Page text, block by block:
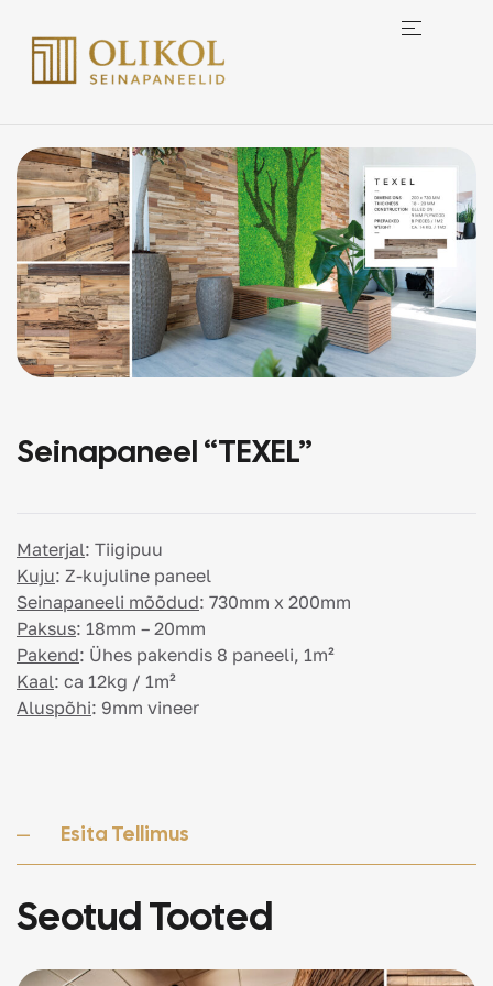
Seinapaneel “TEXEL”
Materjal: Tiigipuu
Kuju: Z-kujuline paneel
Seinapaneeli mõõdud: 730mm x 200mm
Paksus: 18mm – 20mm
Pakend: Ühes pakendis 8 paneeli, 1m²
Kaal: ca 12kg / 1m²
Aluspõhi: 9mm vineer
Esita Tellimus
Seotud Tooted